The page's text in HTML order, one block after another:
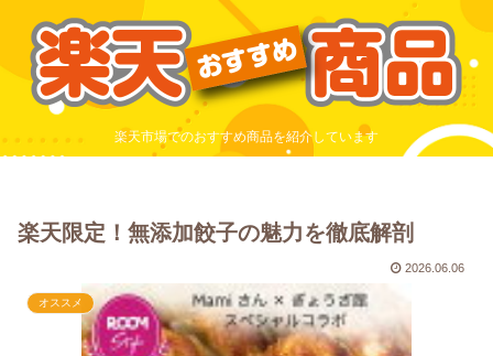
楽天市場でのおすすめ商品を紹介しています
楽天限定！無添加餃子の魅力を徹底解剖
2026.06.06
オススメ